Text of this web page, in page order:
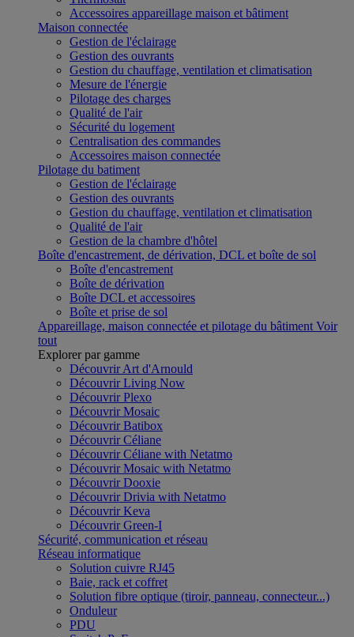
Accessoires appareillage maison et bâtiment
Maison connectée
Gestion de l'éclairage
Gestion des ouvrants
Gestion du chauffage, ventilation et climatisation
Mesure de l'énergie
Pilotage des charges
Qualité de l'air
Sécurité du logement
Centralisation des commandes
Accessoires maison connectée
Pilotage du batiment
Gestion de l'éclairage
Gestion des ouvrants
Gestion du chauffage, ventilation et climatisation
Qualité de l'air
Gestion de la chambre d'hôtel
Boîte d'encastrement, de dérivation, DCL et boîte de sol
Boîte d'encastrement
Boîte de dérivation
Boîte DCL et accessoires
Boîte et prise de sol
Appareillage, maison connectée et pilotage du bâtiment Voir
tout
Explorer par gamme
Découvrir Art d'Arnould
Découvrir Living Now
Découvrir Plexo
Découvrir Mosaic
Découvrir Batibox
Découvrir Céliane
Découvrir Céliane with Netatmo
Découvrir Mosaic with Netatmo
Découvrir Dooxie
Découvrir Drivia with Netatmo
Découvrir Keva
Découvrir Green-I
Sécurité, communication et réseau
Réseau informatique
Solution cuivre RJ45
Baie, rack et coffret
Solution fibre optique (tiroir, panneau, connecteur...)
Onduleur
PDU